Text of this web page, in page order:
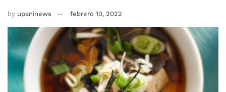
by upaninews febrero 10, 2022